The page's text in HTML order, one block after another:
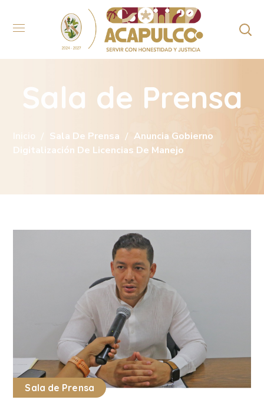
Sala de Prensa
Inicio Sala De Prensa
Anuncia Gobierno
Digitalización De Licencias De Manejo
Sala de Prensa